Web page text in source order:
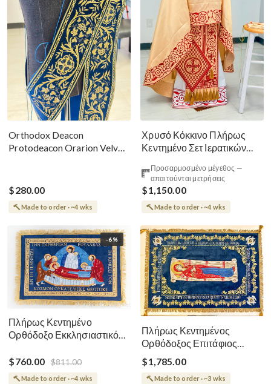
Orthodox Deacon
Protodeacon Orarion Velvet
$280.00
Made to order · ~4 wks
Χρυσό Κόκκινο Πλήρως
Κεντημένο Σετ Ιερατικών
Προσαρμοσμένο μέγεθος —
απαιτούνται μετρήσεις
$1,150.00
Made to order · ~4 wks
-6%
Πλήρως Κεντημένο
Ορθόδοξο Εκκλησιαστικό
Θεοτόκου
$760.00 $811.00
Made to order · ~4 wks
Πλήρως Κεντημένος
Ορθόδοξος Επιτάφιος
Κοίμησης
$1,785.00
Made to order · ~3 wks